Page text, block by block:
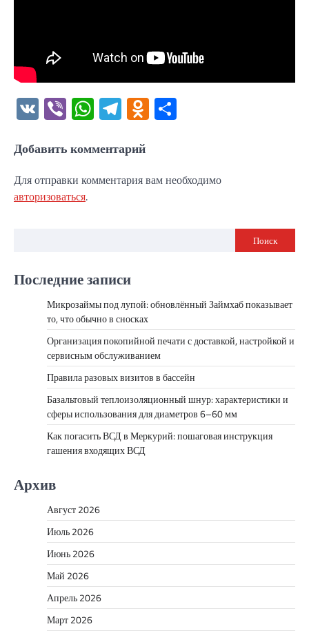
VK ViberWhatsApp
Telegram
Odnoklassniki
Добавить комментарий
Для отправки комментария вам необходимо
авторизоваться.
Поиск
Последние записи
Микрозаймы под лупой: обновлённый Займхаб показывает
то, что обычно в сносках
Организация покопийной печати с доставкой, настройкой и
сервисным обслуживанием
Правила разовых визитов в бассейн
Базальтовый теплоизоляционный шнур: характеристики и
сферы использования для диаметров 6–60 мм
Как погасить ВСД в Меркурий: пошаговая инструкция
гашения входящих ВСД
Архив
Август 2026
Июль 2026
Июнь 2026
Май 2026
Апрель 2026
Март 2026